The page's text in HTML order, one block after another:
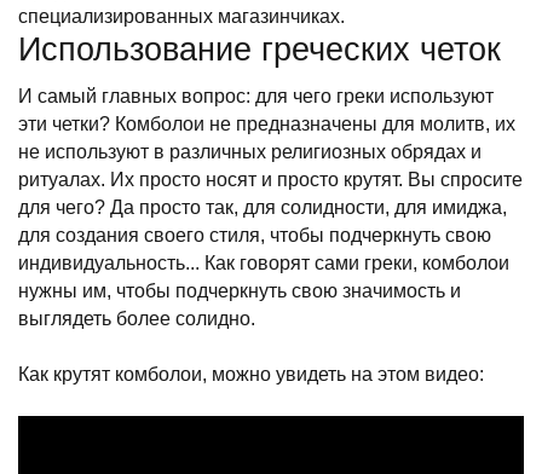
специализированных магазинчиках.
Использование греческих четок
И самый главных вопрос: для чего греки используют
эти четки? Комболои не предназначены для молитв, их
не используют в различных религиозных обрядах и
ритуалах. Их просто носят и просто крутят. Вы спросите
для чего? Да просто так, для солидности, для имиджа,
для создания своего стиля, чтобы подчеркнуть свою
индивидуальность... Как говорят сами греки, комболои
нужны им, чтобы подчеркнуть свою значимость и
выглядеть более солидно.
Как крутят комболои, можно увидеть на этом видео: